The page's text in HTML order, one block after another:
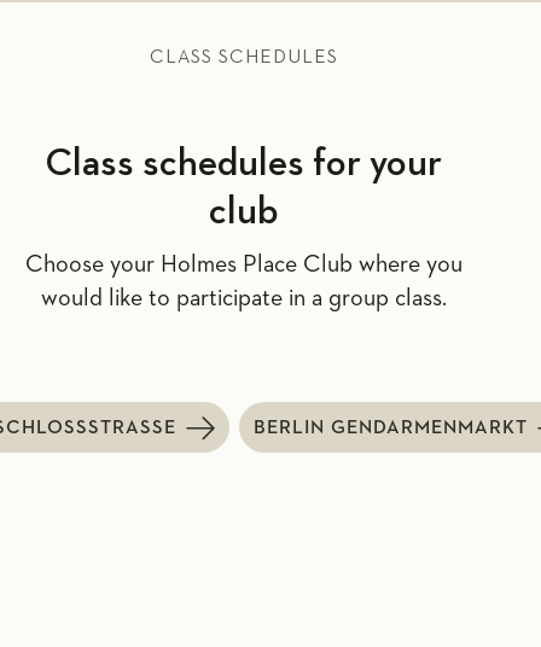
CLASS SCHEDULES
Class schedules for your
club
Choose your Holmes Place Club where you
would like to participate in a group class.
BERLIN GENDARMENMARKT